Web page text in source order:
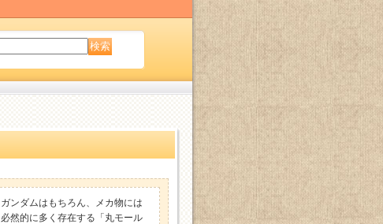
ガンダムはもちろん、メカ物には
必然的に多く存在する「丸モール